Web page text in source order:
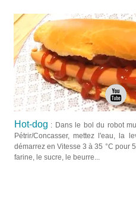
Hot-dog : Dans le bol du robot
Pétrir/Concasser, mettez l'eau, la
démarrez en Vitesse 3 à 35 °C pour
farine, le sucre, le beurre...